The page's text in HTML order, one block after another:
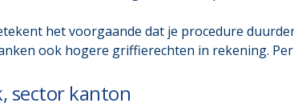
het voorgaande dat je procedure
ook hogere griffierechten in rekening.
sector kanton